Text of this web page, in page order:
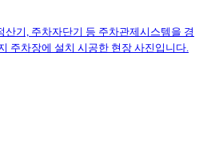
기, 주차자단기 등 주차관제시스템을 경
주차장에 설치 시공한 현장 사진입니다.